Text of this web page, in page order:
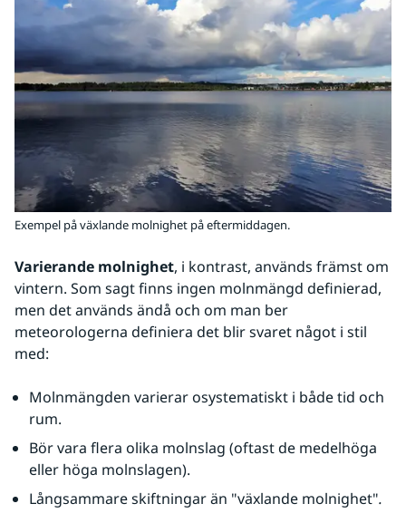
Exempel på växlande molnighet på eftermiddagen.
Varierande molnighet, i kontrast, används främst om
vintern. Som sagt finns ingen molnmängd definierad,
men det används ändå och om man ber
meteorologerna definiera det blir svaret något i stil
med:
Molnmängden varierar osystematiskt i både tid och
rum.
Bör vara flera olika molnslag (oftast de medelhöga
eller höga molnslagen).
Långsammare skiftningar än "växlande molnighet".